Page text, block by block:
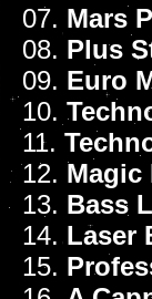
07. Mars
08. Plus
09. Euro
10.
11.
12. Magic
13. Bass
14.Laser
15.